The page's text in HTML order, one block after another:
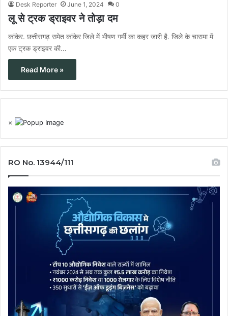
Desk Reporter June 1, 2024 0
लू से ट्रक ड्राइवर ने तोड़ा दम
कांकेर. छत्तीसगढ़ समेत कांकेर जिले में भीषण गर्मी का कहर जारी है. जिले के चारामा में
एक ट्रक ड्राइवर की…
Read More »
×
RO No. 13944/111